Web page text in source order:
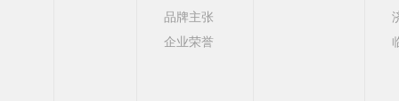
品牌主张
企业荣誉